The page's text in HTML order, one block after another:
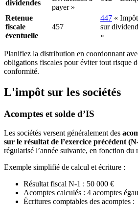
dividendes
payer »
Retenue
fiscale
éventuelle
457
447 «
sur
»
Planifiez la distribution en coordonnant
obligations fiscales pour éviter tout risque
conformité.
L'impôt sur les sociétés
Acomptes et solde d’IS
Les sociétés versent généralement des
sur le résultat de l’exercice précédent
régularisé l’année suivante, en fonction du
Exemple simplifié de calcul et écriture :
Résultat fiscal N-1 : 50 000 €
Acomptes calculés : 4 acomptes
Écritures comptables des acomptes :